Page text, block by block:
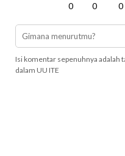
0 0 0
Isi komentar sepenuhnya adalah
dalam UU ITE